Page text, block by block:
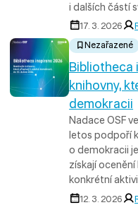
i dalších částí
17. 3. 2026
Nezařazené
Bibliotheca
knihovny,
demokracii
Nadace OSF
letos podpoří
o demokracii
získají
konkrétní
12. 3. 2026